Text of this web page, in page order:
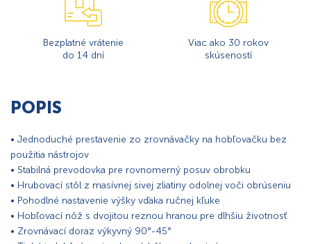
Bezplatné vrátenie
do 14 dní
Viac ako 30 rokov
skúseností
POPIS
• Jednoduché prestavenie zo zrovnávačky na hobľovačku bez
použitia nástrojov
• Stabilná prevodovka pre rovnomerný posuv obrobku
• Hrubovací stôl z masívnej sivej zliatiny odolnej voči obrúseniu
• Pohodlné nastavenie výšky vďaka ručnej kľuke
• Hobľovací nôž s dvojitou reznou hranou pre dlhšiu životnosť
• Zrovnávací doraz výkyvný 90°-45°